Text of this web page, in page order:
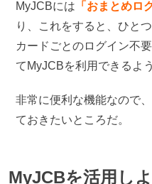
MyJCBには 「おまとめロ
り、これをすると、ひと
カードごとのログイン不
てMyJCBを利用できるよ
非常に便利な機能なので
ておきたいところだ。
MyJCBを活用し